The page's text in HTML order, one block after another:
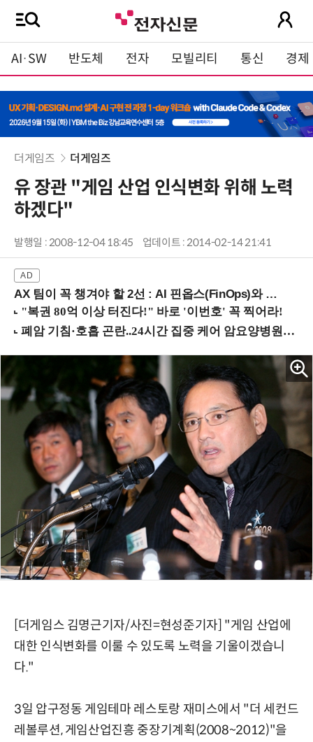
AI·SW 반도체 전자 모빌리티 통신 경제
더게임즈 더게임즈
유 장관 "게임 산업 인식변화 위해 노력
하겠다"
발행일 : 2008-12-04 18:45 업데이트 : 2014-02-14 21:41
AX 팀이 꼭 챙겨야 할 2선 : AI 핀옵스(FinOps)와 토큰 거버넌스 (8/21 잠실역)
[더게임스 김명근기자/사진=현성준기자] "게임 산업에
대한 인식변화를 이룰 수 있도록 노력을 기울이겠습니
다."
3일 압구정동 게임테마 레스토랑 재미스에서 "더 세컨드
레볼루션, 게임산업진흥 중장기계획(2008~2012)"을